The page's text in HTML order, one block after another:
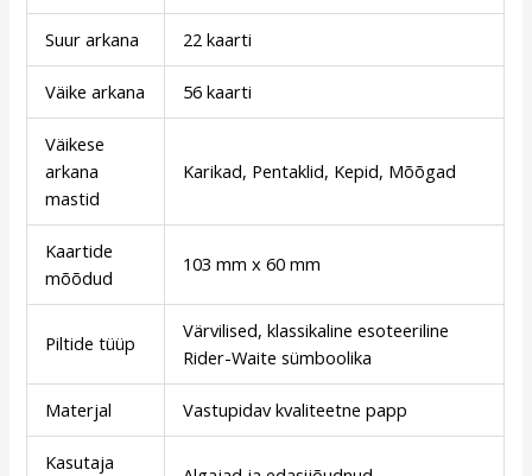
Suur arkana 22 kaarti
Väike arkana 56 kaarti
Väikese
arkana
mastid
Karikad, Pentaklid, Kepid, Mõõgad
Kaartide
mõõdud
103 mm x 60 mm
Piltide tüüp
Värvilised, klassikaline esoteeriline
Rider-Waite sümboolika
Materjal Vastupidav kvaliteetne papp
Kasutaja